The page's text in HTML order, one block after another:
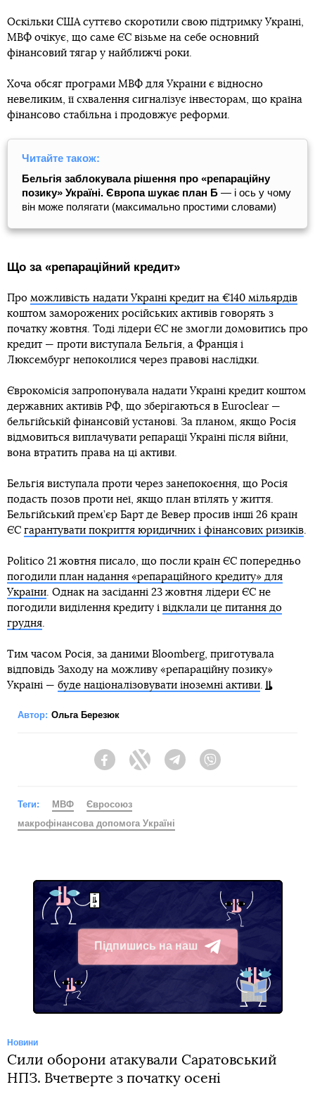
Оскільки США суттєво скоротили свою підтримку Україні,
МВФ очікує, що саме ЄС візьме на себе основний
фінансовий тягар у найближчі роки.
Хоча обсяг програми МВФ для України є відносно
невеликим, її схвалення сигналізує інвесторам, що країна
фінансово стабільна і продовжує реформи.
Читайте також:
Бельгія заблокувала рішення про «репараційну
позику» Україні. Європа шукає план Б — і ось у чому
він може полягати (максимально простими словами)
Що за «репараційний кредит»
Про можливість надати Україні кредит на €140 мільярдів
коштом заморожених російських активів говорять з
початку жовтня. Тоді лідери ЄС не змогли домовитись про
кредит — проти виступала Бельгія, а Франція і
Люксембург непокоїлися через правові наслідки.
Єврокомісія запропонувала надати Україні кредит коштом
державних активів РФ, що зберігаються в Euroclear —
бельгійській фінансовій установі. За планом, якщо Росія
відмовиться виплачувати репарації Україні після війни,
вона втратить права на ці активи.
Бельгія виступала проти через занепокоєння, що Росія
подасть позов проти неї, якщо план втілять у життя.
Бельгійський прем’єр Барт де Вевер просив інші 26 країн
ЄС гарантувати покриття юридичних і фінансових ризиків
Politico 21 жовтня писало, що посли країн ЄС попередньо
погодили план надання «репараційного кредиту» для
України . Однак на засіданні 23 жовтня лідери ЄС не
погодили виділення кредиту і відклали це питання до
грудня
Тим часом Росія, за даними Bloomberg, приготувала
відповідь Заходу на можливу «репараційну позику»
Україні — буде націоналізовувати іноземні активи
Автор: Ольга Березюк
FacebookTwitter Telegram
Теги: МВФ
Євросоюз
макрофінансова допомога Україні
Підпишись на наш
Telegram
Новини
Cили оборони атакували Саратовський
НПЗ. Вчетверте з початку осені